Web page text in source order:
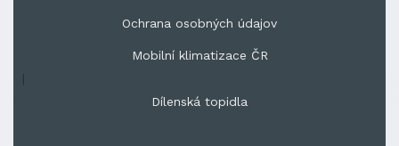
Ochrana osobných údajov
Mobilní klimatizace ČR
|
Dílenská topidla